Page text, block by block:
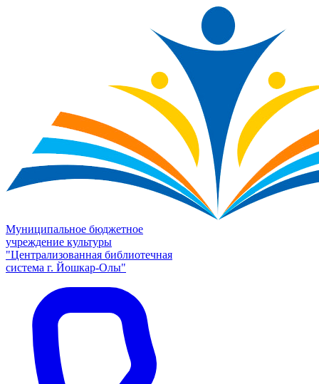
Муниципальное бюджетное
учреждение культуры
"Централизованная библиотечная
система г. Йошкар-Олы"